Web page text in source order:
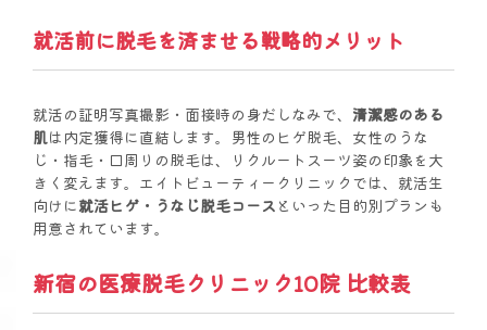
就活前に脱毛を済ませる戦略的メリット
就活の証明写真撮影・面接時の身だしなみで、 清潔感のある
肌は内定獲得に直結します。男性のヒゲ脱毛、女性のうな
じ・指毛・口周りの脱毛は、リクルートスーツ姿の印象を大
きく変えます。エイトビューティークリニックでは、就活生
向けに就活ヒゲ・うなじ脱毛コース といった目的別プランも
用意されています。
新宿の医療脱毛クリニック10院 比較表